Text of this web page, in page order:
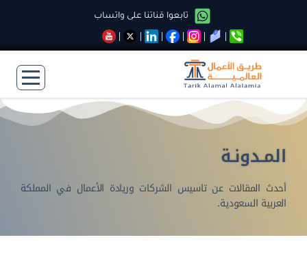
تابعوا قناتنا على واتساب
المـدونـة
أحدث المقالات عن تاسيس الشركات وريادة الأعمال في المملكة
العربية السعودية.